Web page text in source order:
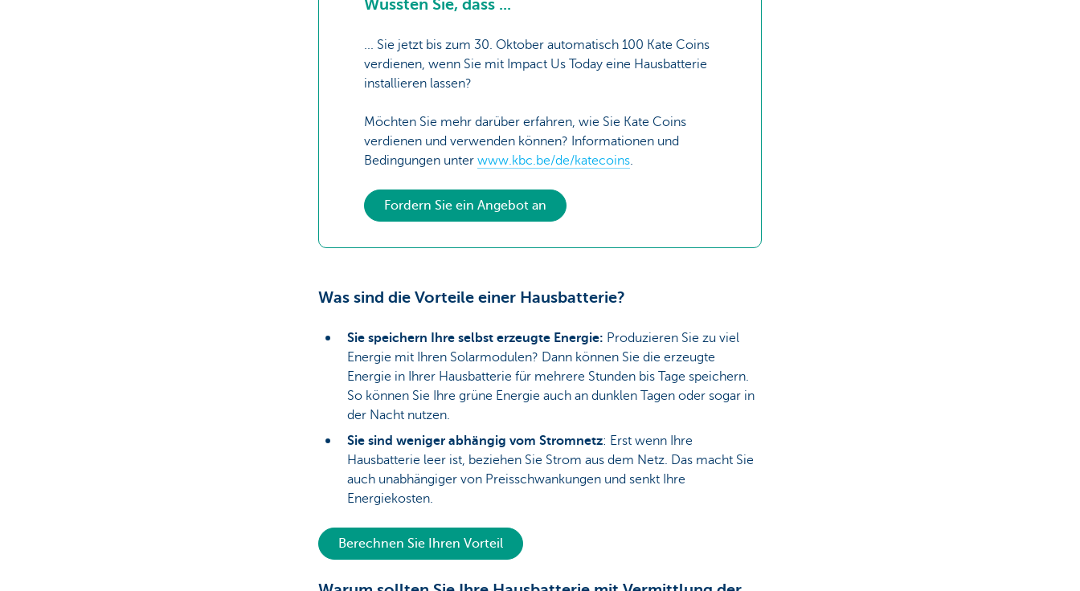
Wussten Sie, dass ...
... Sie jetzt bis zum 30. Oktober automatisch 100 Kate Coins
verdienen, wenn Sie mit Impact Us Today eine Hausbatterie
installieren lassen?
Möchten Sie mehr darüber erfahren, wie Sie Kate Coins
verdienen und verwenden können? Informationen und
Bedingungen unter www.kbc.be/de/katecoins.
Fordern Sie ein Angebot an
Was sind die Vorteile einer Hausbatterie?
Sie speichern Ihre selbst erzeugte Energie: Produzieren Sie zu viel
Energie mit Ihren Solarmodulen? Dann können Sie die erzeugte
Energie in Ihrer Hausbatterie für mehrere Stunden bis Tage speichern.
So können Sie Ihre grüne Energie auch an dunklen Tagen oder sogar in
der Nacht nutzen.
Sie sind weniger abhängig vom Stromnetz: Erst wenn Ihre
Hausbatterie leer ist, beziehen Sie Strom aus dem Netz. Das macht Sie
auch unabhängiger von Preisschwankungen und senkt Ihre
Energiekosten.
Berechnen Sie Ihren Vorteil